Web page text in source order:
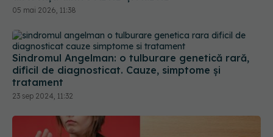
Sindromul Angelman: o tulburare genetică rară,
dificil de diagnosticat. Cauze, simptome și
tratament
23 sep 2024, 11:32